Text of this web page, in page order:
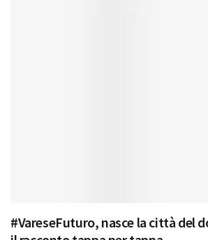
#VareseFuturo, nasce la città del